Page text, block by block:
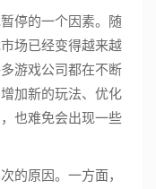
停的一个因素。随
场已经变得越来越
游戏公司都在不断
加新的玩法、优化
也难免会出现一些
的原因。一方面，